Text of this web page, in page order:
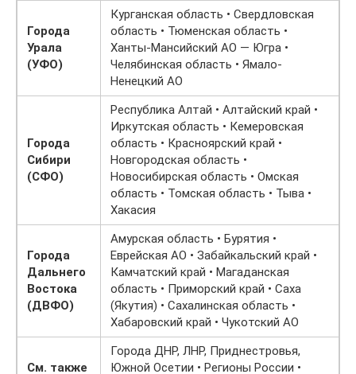
Города
Урала
(УФО)
Курганская область • Свердловская
область • Тюменская область •
Ханты-Мансийский АО — Югра •
Челябинская область • Ямало-
Ненецкий АО
Города
Сибири
(СФО)
Республика Алтай • Алтайский край •
Иркутская область • Кемеровская
область • Красноярский край •
Новгородская область •
Новосибирская область • Омская
область • Томская область • Тыва •
Хакасия
Города
Дальнего
Востока
(ДВФО)
Амурская область • Бурятия •
Еврейская АО • Забайкальский край •
Камчатский край • Магаданская
область • Приморский край • Саха
(Якутия) • Сахалинская область •
Хабаровский край • Чукотский АО
См. также
Города ДНР, ЛНР, Приднестровья,
Южной Осетии • Регионы России •